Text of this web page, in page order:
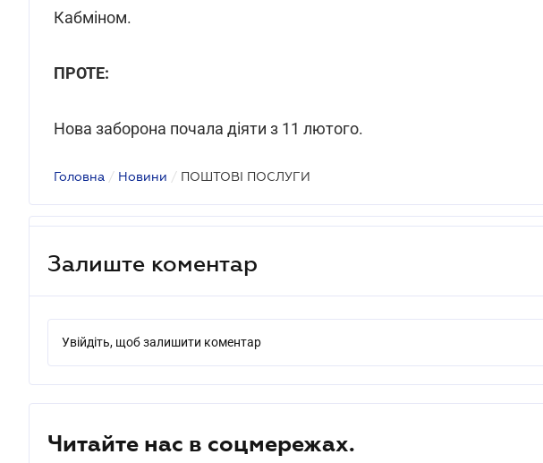
Кабміном.
ПРОТЕ:
Нова заборона почала діяти з 11 лютого.
Головна / Новини / ПОШТОВІ ПОСЛУГИ
Залиште коментар
Увійдіть, щоб залишити коментар
Читайте нас в соцмережах.